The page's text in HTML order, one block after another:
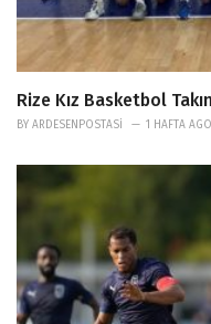
Rize Kız Basketbol
BY ARDESENPOSTASI 1 HAFTA AGO